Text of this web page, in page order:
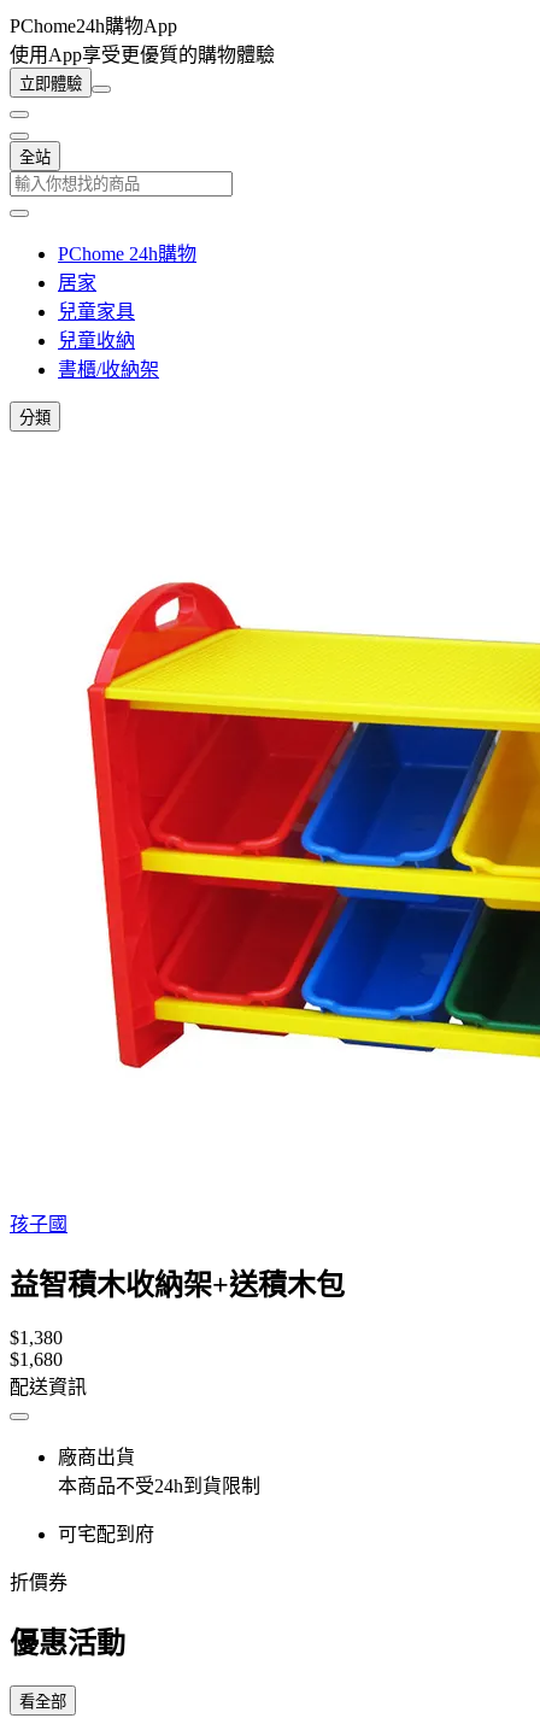
PChome24h購物App
使用App享受更優質的購物體驗
立即體驗
全站
PChome 24h購物
居家
兒童家具
兒童收納
書櫃/收納架
分類
孩子國
益智積木收納架+送積木包
$1,380
$1,680
配送資訊
廠商出貨
本商品不受24h到貨限制
可宅配到府
折價券
優惠活動
看全部